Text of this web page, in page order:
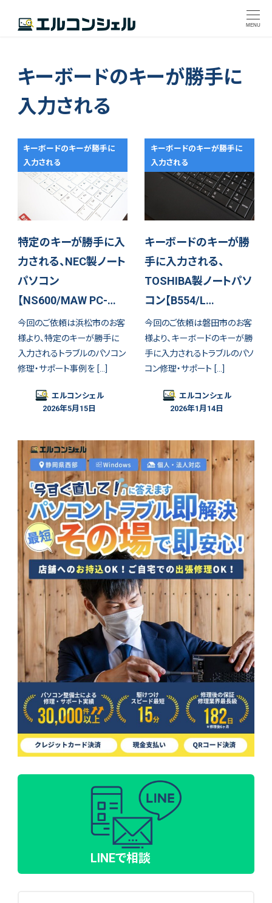
MENU
キーボードのキーが勝手に
入力される
キーボードのキーが勝手に
入力される
特定のキーが勝手に入
力される、NEC製ノート
パソコン
【NS600/MAW PC-…
今回のご依頼は浜松市のお客
様より、特定のキーが勝手に
入力されるトラブルのパソコン
修理・サポート事例を […]
エルコンシェル
2026年5月15日
キーボードのキーが勝手に
入力される
キーボードのキーが勝
手に入力される、
TOSHIBA製ノートパソ
コン【B554/L…
今回のご依頼は磐田市のお客
様より、キーボードのキーが勝
手に入力されるトラブルのパソ
コン修理・サポート […]
エルコンシェル
2026年1月14日
LINEで相談